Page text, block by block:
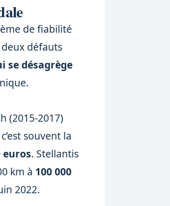
de fiabilité
défauts
se désagrège
(2015-2017)
souvent la
euros. Stellantis
km à 100 000
2022.